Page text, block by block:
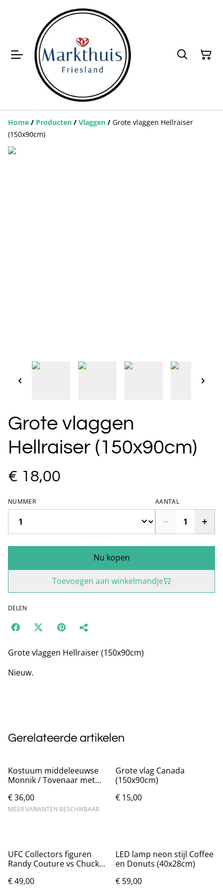
Home / Producten / Vlaggen / Grote vlaggen Hellraiser
(150x90cm)
Grote vlaggen
Hellraiser (150x90cm)
€ 18,00
NUMMER AANTAL
Nu kopen
Toevoegen aan winkelmandje
DELEN
Grote vlaggen Hellraiser (150x90cm)
Nieuw.
Gerelateerde artikelen
Kostuum middeleeuwse
Monnik / Tovenaar met
€ 36,00
MEER VARIANTEN BESCHIKBAAR
Grote vlag Canada
(150x90cm)
€ 15,00
UFC Collectors figuren
Randy Couture vs Chuck
€ 49,00
LED lamp neon stijl Coffee
en Donuts (40x28cm)
€ 59,00